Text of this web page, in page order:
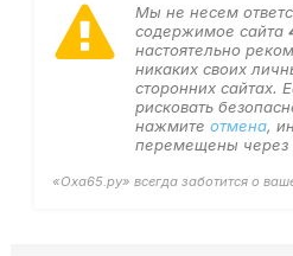
Мы не несем
содержимое сайта
настоятельно
никаких своих
сторонних сайтах.
рисковать
нажмите отмена,
перемещены через
«Оха65.ру» всегда заботится о